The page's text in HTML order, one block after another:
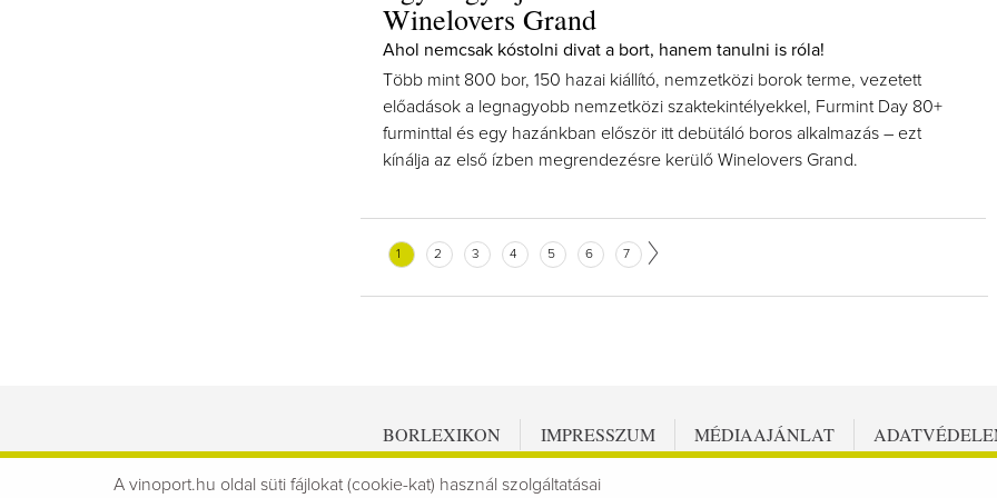
Winelovers Grand
Ahol nemcsak kóstolni divat a bort, hanem tanulni is róla!
Több mint 800 bor, 150 hazai kiállító, nemzetközi borok terme, vezetett
előadások a legnagyobb nemzetközi szaktekintélyekkel, Furmint Day 80+
furminttal és egy hazánkban először itt debütáló boros alkalmazás – ezt
kínálja az első ízben megrendezésre kerülő Winelovers Grand.
1 2 3 4 5 6 7
BORLEXIKON IMPRESSZUM MÉDIAAJÁNLAT
A vinoport.hu oldal süti fájlokat (cookie-kat) használ szolgáltatásai